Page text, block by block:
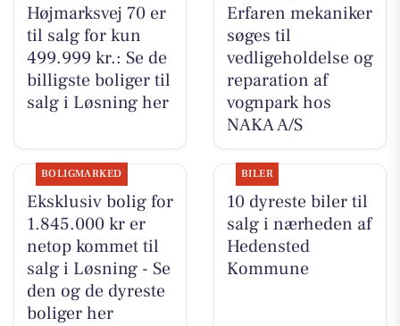
Højmarksvej 70 er
til salg for kun
499.999 kr.: Se de
billigste boliger til
salg i Løsning her
Erfaren mekaniker
søges til
vedligeholdelse og
reparation af
vognpark hos
NAKA A/S
BOLIGMARKED
Eksklusiv bolig for
1.845.000 kr er
netop kommet til
salg i Løsning - Se
den og de dyreste
boliger her
BILER
10 dyreste biler til
salg i nærheden af
Hedensted
Kommune